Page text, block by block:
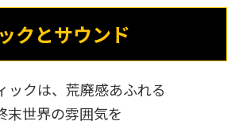
クとサウンド
ックは、荒廃感あふれる
末世界の雰囲気を